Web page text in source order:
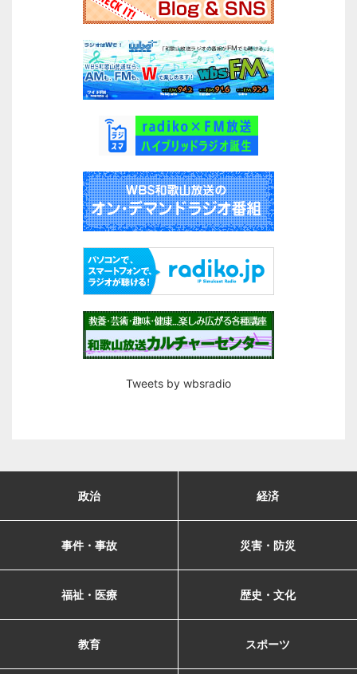
Tweets by wbsradio
政治 経済
事件・事故 災害・防災
福祉・医療 歴史・文化
教育 スポーツ